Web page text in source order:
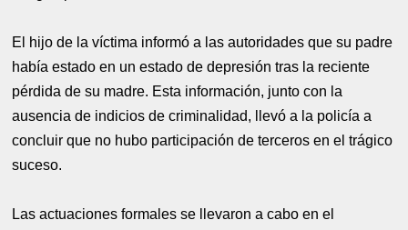
El hijo de la víctima informó a las autoridades que su padre
había estado en un estado de depresión tras la reciente
pérdida de su madre. Esta información, junto con la
ausencia de indicios de criminalidad, llevó a la policía a
concluir que no hubo participación de terceros en el trágico
suceso.
Las actuaciones formales se llevaron a cabo en el